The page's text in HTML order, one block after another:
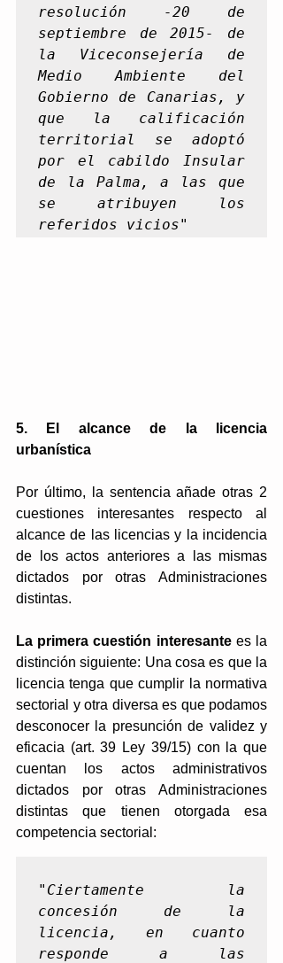
resolución -20 de
septiembre de 2015- de
la Viceconsejería de
Medio Ambiente del
Gobierno de Canarias, y
que la calificación
territorial se adoptó
por el cabildo Insular
de la Palma,
a las que
se atribuyen los
referidos vicios"
5. El alcance de la licencia
urbanística
Por último, la sentencia añade otras 2
cuestiones interesantes respecto al
alcance de las licencias y la incidencia
de los actos anteriores a las mismas
dictados por otras Administraciones
distintas.
La primera cuestión interesante es la
distinción siguiente: Una cosa es que la
licencia tenga que cumplir la normativa
sectorial y otra diversa es que podamos
desconocer la presunción de validez y
eficacia (art. 39 Ley 39/15) con la que
cuentan los actos administrativos
dictados por otras Administraciones
distintas que tienen otorgada esa
competencia sectorial:
" Ciertamente la
concesión de la
licencia, en cuanto
responde a las